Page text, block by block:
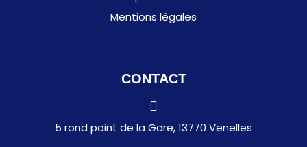
Mentions légales
CONTACT
5 rond point de la Gare, 13770 Venelles